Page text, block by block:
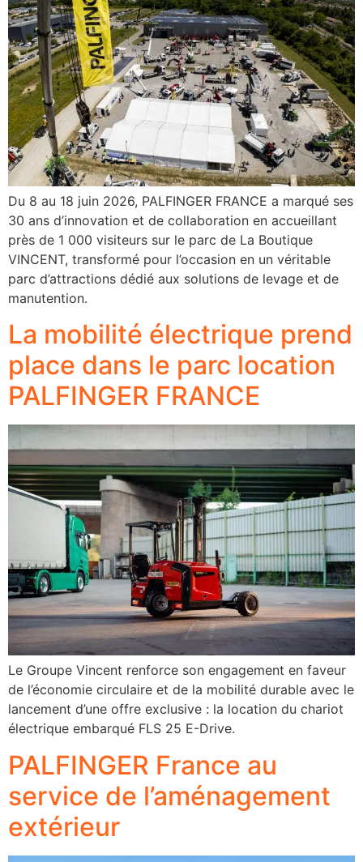
Du 8 au 18 juin 2026, PALFINGER FRANCE a marqué ses
30 ans d’innovation et de collaboration en accueillant
près de 1 000 visiteurs sur le parc de La Boutique
VINCENT, transformé pour l’occasion en un véritable
parc d’attractions dédié aux solutions de levage et de
manutention.
La mobilité électrique prend
place dans le parc location
PALFINGER FRANCE
Le Groupe Vincent renforce son engagement en faveur
de l’économie circulaire et de la mobilité durable avec le
lancement d’une offre exclusive : la location du chariot
électrique embarqué FLS 25 E-Drive.
PALFINGER France au
service de l’aménagement
extérieur